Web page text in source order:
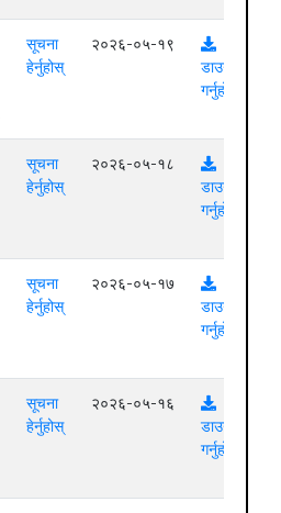
सूचना
हेर्नुहोस्
२०२६-०५-१९
डाउनलोड
गर्नुहोस्
सूचना
हेर्नुहोस्
२०२६-०५-१८
डाउनलोड
गर्नुहोस्
सूचना
हेर्नुहोस्
२०२६-०५-१७
डाउनलोड
गर्नुहोस्
सूचना
हेर्नुहोस्
२०२६-०५-१६
डाउनलोड
गर्नुहोस्